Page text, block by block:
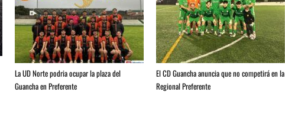
La UD Norte podria ocupar la plaza del
Guancha en Preferente
El CD Guancha anuncia que no competirá en la
Regional Preferente